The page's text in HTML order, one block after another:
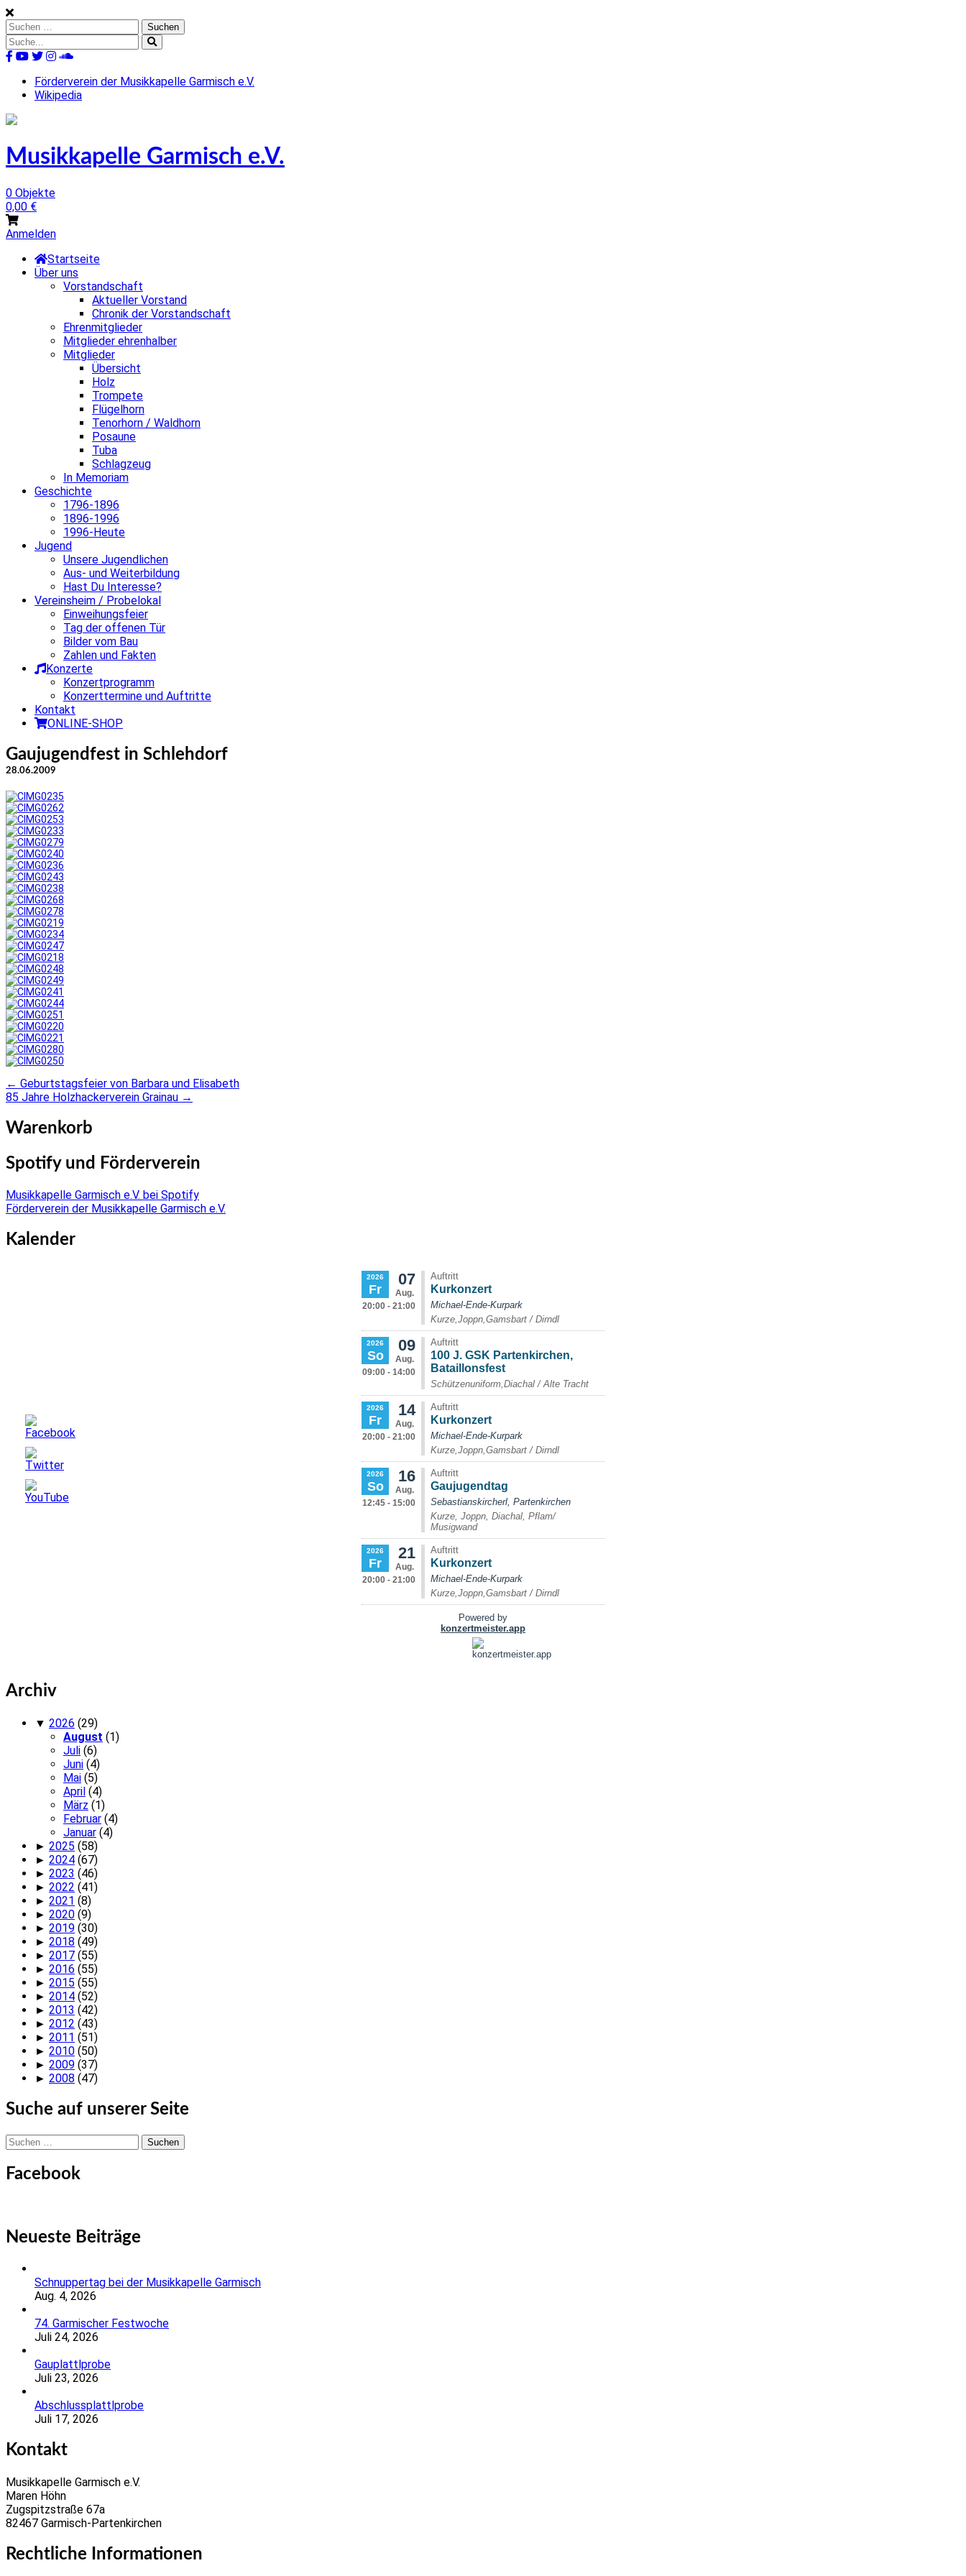
Skip
to
content
Suchen
nach:
Suche
nach:
Förderverein der Musikkapelle Garmisch e.V.
Wikipedia
Musikkapelle Garmisch e.V.
0 Objekte
0,00 €
Anmelden
Startseite
Über uns
Vorstandschaft
Aktueller Vorstand
Chronik der Vorstandschaft
Ehrenmitglieder
Mitglieder ehrenhalber
Mitglieder
Übersicht
Holz
Trompete
Flügelhorn
Tenorhorn / Waldhorn
Posaune
Tuba
Schlagzeug
In Memoriam
Geschichte
1796-1896
1896-1996
1996-Heute
Jugend
Unsere Jugendlichen
Aus- und Weiterbildung
Hast Du Interesse?
Vereinsheim / Probelokal
Einweihungsfeier
Tag der offenen Tür
Bilder vom Bau
Zahlen und Fakten
Konzerte
Konzertprogramm
Konzerttermine und Auftritte
Kontakt
ONLINE-SHOP
Gaujugendfest in Schlehdorf
28.06.2009
Post
navigation
← Geburtstagsfeier von Barbara und Elisabeth
85 Jahre Holzhackerverein Grainau →
Warenkorb
Spotify und Förderverein
Musikkapelle Garmisch e.V. bei Spotify
Förderverein der Musikkapelle Garmisch e.V.
Kalender
Archiv
▼ 2026 (29)
August (1)
Juli (6)
Juni (4)
Mai (5)
April (4)
März (1)
Februar (4)
Januar (4)
► 2025 (58)
► 2024 (67)
► 2023 (46)
► 2022 (41)
► 2021 (8)
► 2020 (9)
► 2019 (30)
► 2018 (49)
► 2017 (55)
► 2016 (55)
► 2015 (55)
► 2014 (52)
► 2013 (42)
► 2012 (43)
► 2011 (51)
► 2010 (50)
► 2009 (37)
► 2008 (47)
Suche auf unserer Seite
Suchen
nach:
Facebook
Neueste Beiträge
Schnuppertag bei der Musikkapelle Garmisch
Aug. 4, 2026
74. Garmischer Festwoche
Juli 24, 2026
Gauplattlprobe
Juli 23, 2026
Abschlussplattlprobe
Juli 17, 2026
Kontakt
Musikkapelle Garmisch e.V.
Maren Höhn
Zugspitzstraße 67a
82467 Garmisch-Partenkirchen
Rechtliche Informationen